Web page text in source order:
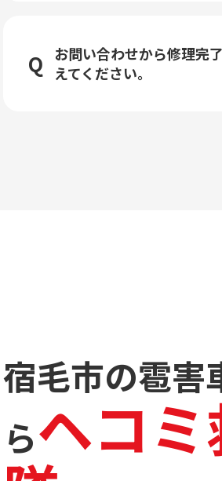
お問い合わせから修理完
えてください。
宿毛市の雹害
らヘコ